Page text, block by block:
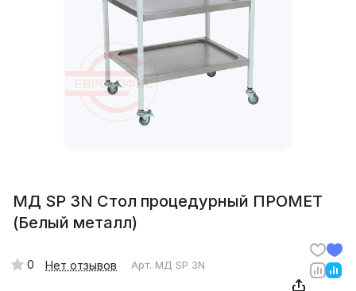
МД SP 3N Стол процедурный ПРОМЕТ
(Белый металл)
0 Нет отзывов Арт. МД SP 3N